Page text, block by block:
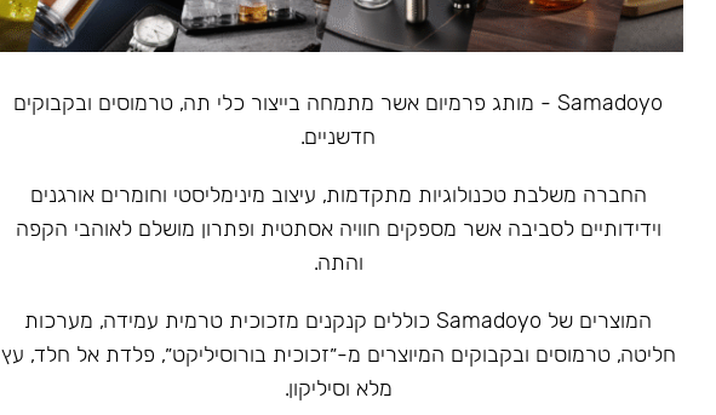
Samadoyo - מותג פרמיום אשר מתמחה בייצור כלי תה, טרמוסים ובקבוקים
חדשניים.
‏החברה משלבת טכנולוגיות מתקדמות, עיצוב מינימליסטי וחומרים אורגנים
וידידותיים לסביבה אשר מספקים חוויה אסתטית ופתרון מושלם לאוהבי הקפה
והתה.
המוצרים של Samadoyo כוללים קנקנים מזכוכית טרמית עמידה, מערכות
חליטה, טרמוסים ובקבוקים המיוצרים מ-״זכוכית בורוסיליקט״, פלדת אל חלד, עץ
מלא וסיליקון.